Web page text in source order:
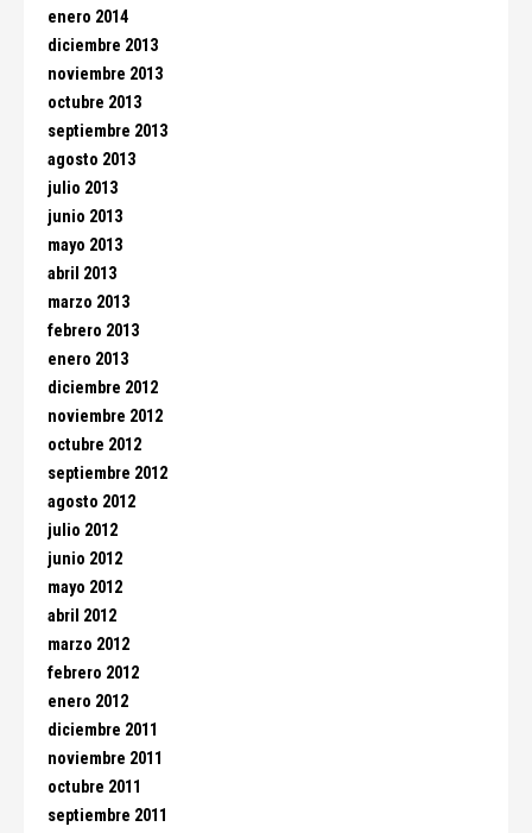
enero 2014
diciembre 2013
noviembre 2013
octubre 2013
septiembre 2013
agosto 2013
julio 2013
junio 2013
mayo 2013
abril 2013
marzo 2013
febrero 2013
enero 2013
diciembre 2012
noviembre 2012
octubre 2012
septiembre 2012
agosto 2012
julio 2012
junio 2012
mayo 2012
abril 2012
marzo 2012
febrero 2012
enero 2012
diciembre 2011
noviembre 2011
octubre 2011
septiembre 2011